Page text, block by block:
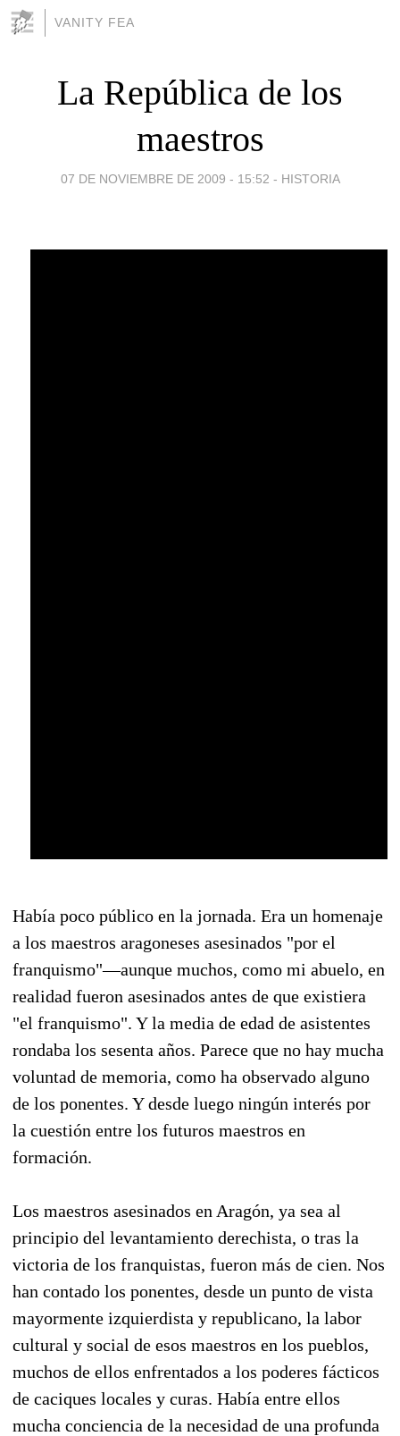
VANITY FEA
La República de los
maestros
07 DE NOVIEMBRE DE 2009 - 15:52 - HISTORIA
Había poco público en la jornada. Era un homenaje
a los maestros aragoneses asesinados "por el
franquismo"—aunque muchos, como mi abuelo, en
realidad fueron asesinados antes de que existiera
"el franquismo". Y la media de edad de asistentes
rondaba los sesenta años. Parece que no hay mucha
voluntad de memoria, como ha observado alguno
de los ponentes. Y desde luego ningún interés por
la cuestión entre los futuros maestros en
formación.
Los maestros asesinados en Aragón, ya sea al
principio del levantamiento derechista, o tras la
victoria de los franquistas, fueron más de cien. Nos
han contado los ponentes, desde un punto de vista
mayormente izquierdista y republicano, la labor
cultural y social de esos maestros en los pueblos,
muchos de ellos enfrentados a los poderes fácticos
de caciques locales y curas. Había entre ellos
mucha conciencia de la necesidad de una profunda